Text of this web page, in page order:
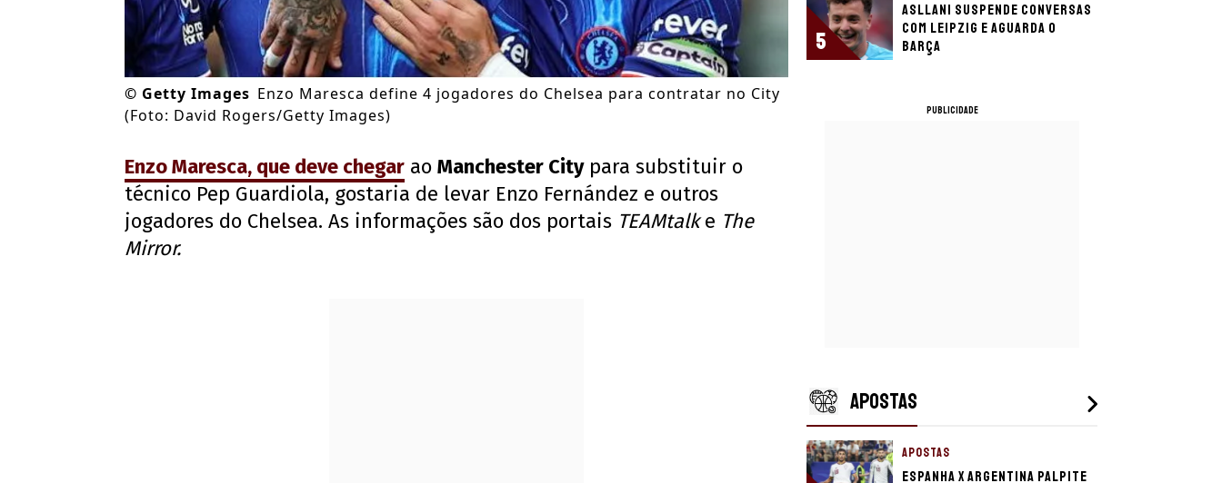
© Getty Images Enzo Maresca define 4 jogadores do Chelsea para contratar no City
(Foto: David Rogers/Getty Images)
Enzo Maresca, que deve chegar ao Manchester Citypara substituir o
técnico Pep Guardiola, gostaria de levar Enzo Fernández e outros
jogadores do Chelsea. As informações são dos portais TEAMtalke The
Mirror.
5
Asllani suspende conversas
com Leipzig e aguarda o
Barça
PUBLICIDADE
APOSTAS
APOSTAS
Espanha x Argentina palpite